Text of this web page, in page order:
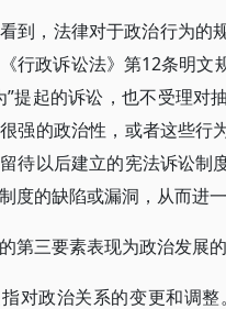
到，法律对于政治行为的
行政诉讼法》第12条明文
”提起的诉讼，也不受理
强的政治性，或者这些行
待以后建立的宪法诉讼制
度的缺陷或漏洞，从而进一
第三要素表现为政治发展的
对政治关系的变更和调